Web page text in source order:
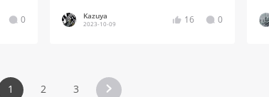
0 Kazuya
2023-10-09 16 0
1 2 3